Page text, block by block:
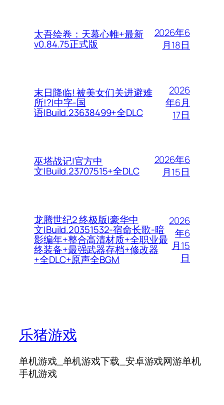
太吾绘卷：天幕心帷+最新
v0.84.75正式版
2026年6
月18日
末日降临! 被美女们关进避难
所!?|中字-国
语|Build.23638499+全DLC
2026
年6月
17日
巫塔战记|官方中
文|Build.23707515+全DLC
2026年6
月15日
龙腾世纪2 终极版|豪华中
文|Build.20351532-宿命长歌-暗
影编年+整合高清材质+全职业最
终装备+最强武器存档+修改器
+全DLC+原声全BGM
2026
年6
月15
日
乐猪游戏
单机游戏_单机游戏下载_安卓游戏网游单机
手机游戏